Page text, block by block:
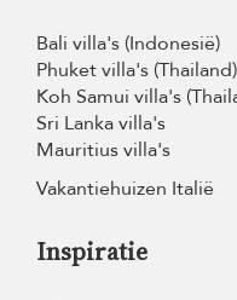
Bali villa's (Indonesië)
Phuket villa's (Thailand)
Koh Samui villa's
Sri Lanka villa's
Mauritius villa's
Vakantiehuizen Italië
Inspiratie